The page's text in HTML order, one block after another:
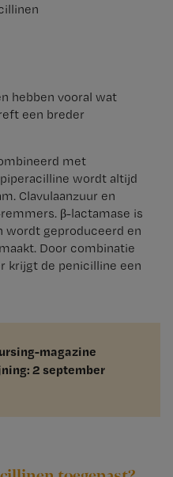
hebben vooral wat
een breder
met
wordt altijd
Clavulaanzuur en
β-lactamase is
wordt geproduceerd en
Door combinatie
krijgt de penicilline een
magazine
2 september